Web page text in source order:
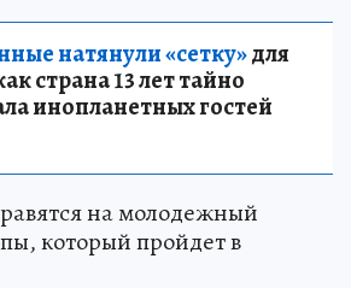
натянули «сетку»для
страна 13 лет тайно
инопланетных гостей
на молодежный
который пройдет в